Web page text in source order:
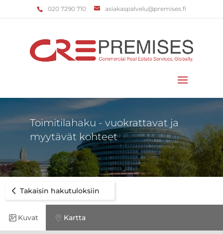
‌020 7290 710 asiakaspalvelu@premises.fi
Toimitilahaku - vuokrattavat ja
myytävät kohteet
Takaisin hakutuloksiin
Kuvat Kartta